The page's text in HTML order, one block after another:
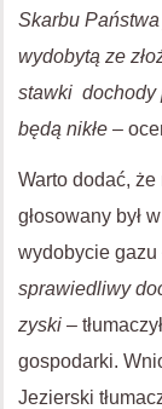
Skarbu
wydobytą ze
stawki dochody
będą nikłe –
Warto dodać, że
głosowany był
wydobycie gazu
sprawiedliwy
zyski –
gospodarki.
Jezierski